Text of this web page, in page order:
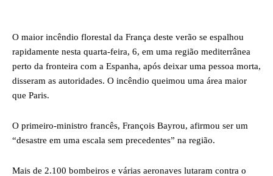
O maior incêndio florestal da França deste verão se espalhou
rapidamente nesta quarta-feira, 6, em uma região mediterrânea
perto da fronteira com a Espanha, após deixar uma pessoa morta,
disseram as autoridades. O incêndio queimou uma área maior
que Paris.
O primeiro-ministro francês, François Bayrou, afirmou ser um
“desastre em uma escala sem precedentes” na região.
Mais de 2.100 bombeiros e várias aeronaves lutaram contra o